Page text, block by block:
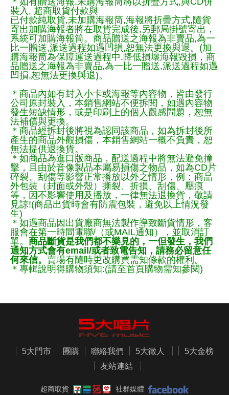
裝入, 超商取貨付款與
已付款純取貨,未加購海報筒,海報將折疊方式,隨貨
寄出加購海報者將在取貨完成後,另郵局掛號寄出，
系統可加購海報筒。商品贈送之海報為非賣品,為一
比一贈送,派送過程如遇凹損,恕無法更換與退。(加
購海報筒為保障運送過程中.降低損壞海報毀損，商
品贈送之海報為非賣品,為一比一贈送,派送過程如遇
凹損,恕無法更換與退)。
＊商品內如有封入小卡或海報等內容物，皆由發行
公司原封裝入，本銷售網站不便拆閱，如遇內容物
發生短缺情形，或是印刷上的個人觀感問題，恕無
法補償與更換。
＊商品經拆封後將視為認同該商品，如為拆封後所
產生的商品外觀損傷，本銷售網站一概不負責，恕
無法提供退換貨。
＊如商品為進口版商品，配送過程中將無法避免撞
擊，且由於音像製品本屬易損傷之物品，如為CD片
碎裂、刮傷等影響正常播放以外之情形，例：商品
外包裝（封面或外殼）撕裂、折損、刮傷、壓痕
等，因不影響使用及播放，一律無法退換貨，敬請
見諒!(商品出貨時會有防震包裝，避免以上情況發
生)
＊如遇商品因出貨廠商無法製作導致斷貨情形，客
服會在第一時間電聯/（或MAIL通知），並取消訂
單。 商品斷貨是我們都不樂見的，一但發生，我們
通知方式會有email/或者致電告知，請務必留意任
何來信。 賣場有隨時更改購買需知條款的權利。
＊專輯說明得購物須知:(請至首頁購物需知參閱)
5大門市 團購 聯絡我們 5大徵人
5大金榜
友站連結
超商取貨 社群媒體